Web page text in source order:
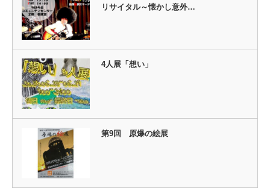
リサイタル～懐かし意外…
4人展「想い」
第9回 原爆の絵展